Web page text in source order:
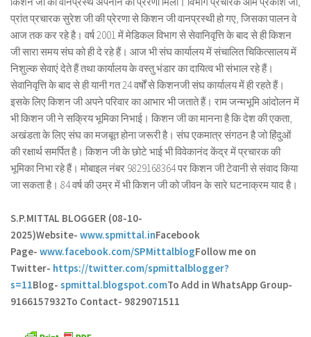
प्रांत प्रचारक सुरेश जी की प्रेरणा से किशन जी वानप्रस्थी हो गए, जिसका पालन वे
आज तक कर रहे है। वर्ष 2001 में मेडिकल विभाग से सेवानिवृत्ति के बाद से ही किशन
जी सारा समय संघ को ही दे रहे हैं। आज भी संघ कार्यालय में संचालित चिकित्सालय में
निशुल्क सेवाएं देते हैं तथा कार्यालय के वस्तु भंडार का दायित्व भी संभाल रहे हैं।
सेवानिवृत्ति के बाद से ही यानी गत 24 वर्षों से किशनजी संघ कार्यालय में ही रहते हैं।
इसके लिए किशन जी अपने परिवार का आभार भी जताते हैं। राम जन्मभूमि आंदोलन में
भी किशन जी ने सक्रिय भूमिका निभाई। किशन जी का मानना है कि देश की एकता,
अखंडता के लिए संघ का मजबूत होना जरूरी है। संघ एकमात्र संगठन है जो हिंदुओं
की रक्षार्थ समर्पित है। किशन जी के छोटे भाई भी विवेकानंद केंद्र में प्रचारक की
भूमिका निभा रहे हैं। मोबाइल नंबर 9829168364 पर किशन जी टेवानी से संवाद किया
जा सकता है। 84 वर्ष की उम्र में भी किशन जी को जीवन के सारे घटनाक्रम याद है।
S.P.MITTAL BLOGGER (08-10-
2025)Website- www.spmittal.inFacebook
Page- www.facebook.com/SPMittalblogFollow me on
Twitter- https://twitter.com/spmittalblogger?
s=11Blog- spmittal.blogspot.comTo Add in WhatsApp Group-
9166157932To Contact- 9829071511